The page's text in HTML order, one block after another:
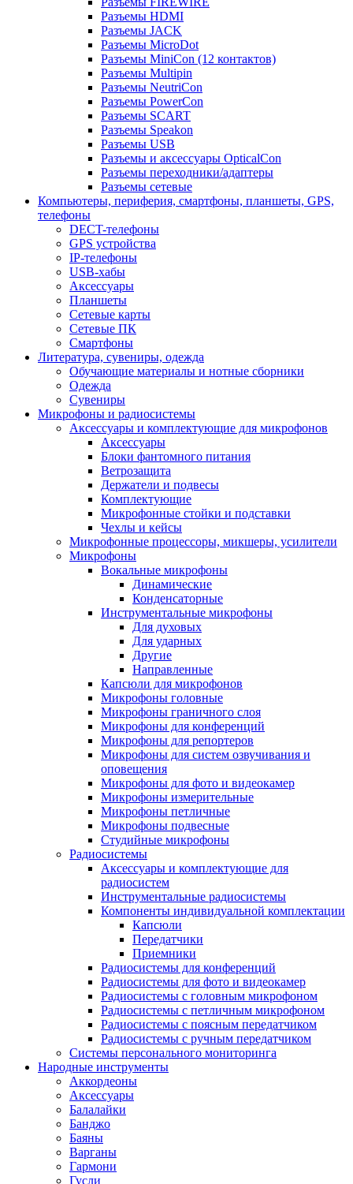
Разъемы HDMI
Разъемы JACK
Разъемы MicroDot
Разъемы MiniCon (12 контактов)
Разъемы Multipin
Разъемы NeutriCon
Разъемы PowerCon
Разъемы SCART
Разъемы Speakon
Разъемы USB
Разъемы и аксессуары OpticalCon
Разъемы переходники/адаптеры
Разъемы сетевые
Компьютеры, периферия, смартфоны, планшеты, GPS,
телефоны
DECT-телефоны
GPS устройства
IP-телефоны
USB-хабы
Аксессуары
Планшеты
Сетевые карты
Сетевые ПК
Смартфоны
Литература, сувениры, одежда
Обучающие материалы и нотные сборники
Одежда
Сувениры
Микрофоны и радиосистемы
Аксессуары и комплектующие для микрофонов
Аксессуары
Блоки фантомного питания
Ветрозащита
Держатели и подвесы
Комплектующие
Микрофонные стойки и подставки
Чехлы и кейсы
Микрофонные процессоры, микшеры, усилители
Микрофоны
Вокальные микрофоны
Динамические
Конденсаторные
Инструментальные микрофоны
Для духовых
Для ударных
Другие
Направленные
Капсюли для микрофонов
Микрофоны головные
Микрофоны граничного слоя
Микрофоны для конференций
Микрофоны для репортеров
Микрофоны для систем озвучивания и
оповещения
Микрофоны для фото и видеокамер
Микрофоны измерительные
Микрофоны петличные
Микрофоны подвесные
Студийные микрофоны
Радиосистемы
Аксессуары и комплектующие для
радиосистем
Инструментальные радиосистемы
Компоненты индивидуальной комплектации
Капсюли
Передатчики
Приемники
Радиосистемы для конференций
Радиосистемы для фото и видеокамер
Радиосистемы с головным микрофоном
Радиосистемы с петличным микрофоном
Радиосистемы с поясным передатчиком
Радиосистемы с ручным передатчиком
Системы персонального мониторинга
Народные инструменты
Аккордеоны
Аксессуары
Балалайки
Банджо
Баяны
Варганы
Гармони
Гусли